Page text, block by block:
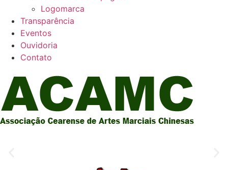
Logomarca
Transparência
Eventos
Ouvidoria
Contato